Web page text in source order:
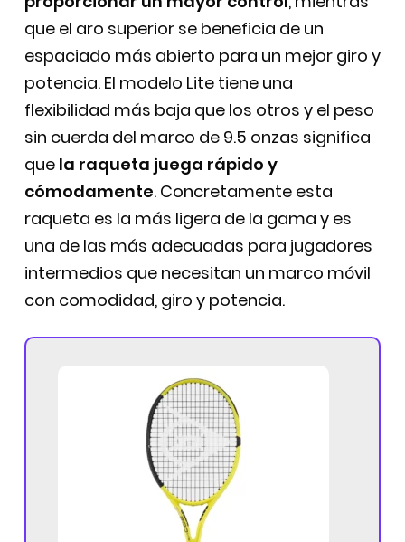
que el aro superior se beneficia de un
espaciado más abierto para un mejor giro y
potencia. El modelo Lite tiene una
flexibilidad más baja que los otros y el peso
sin cuerda del marco de 9.5 onzas significa
que la raqueta juega rápido y
cómodamente. Concretamente esta
raqueta es la más ligera de la gama y es
una de las más adecuadas para jugadores
intermedios que necesitan un marco móvil
con comodidad, giro y potencia.